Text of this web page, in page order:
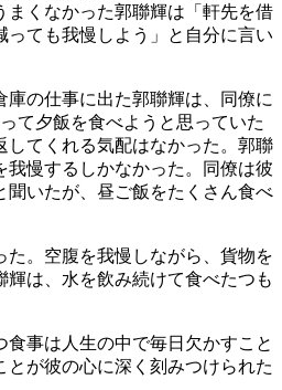
まくなかった郭聯輝は「軒先を借
っても我慢しよう」と自分に言い
庫の仕事に出た郭聯輝は、同僚に
て夕飯を食べようと思っていた
してくれる気配はなかった。郭聯
我慢するしかなかった。同僚は彼
聞いたが、昼ご飯をたくさん食べ
た。空腹を我慢しながら、貨物を
は、水を飲み続けて食べたつも
食事は人生の中で毎日欠かすこと
が彼の心に深く刻みつけられた